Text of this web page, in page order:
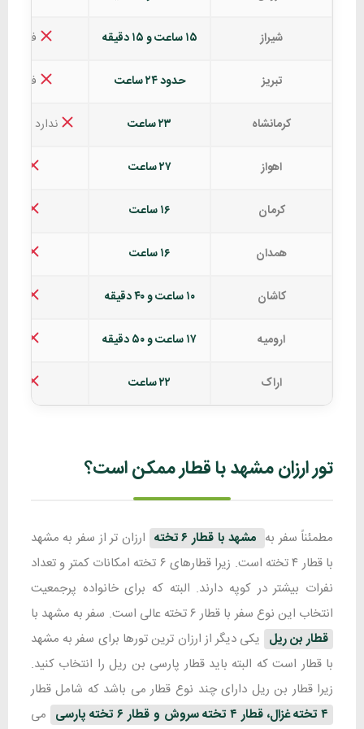
شیراز ۱۵ ساعت و ۱۵ دقیقه فدک
تبریز حدود ۲۴ ساعت فدک
کرمانشاه ۲۳ ساعت ندارد (فقط ۴ ستاره)
اهواز ۲۷ ساعت
کرمان ۱۶ ساعت
همدان ۱۶ ساعت
کاشان ۱۰ ساعت و ۴۰ دقیقه
ارومیه ۱۷ ساعت و ۵۰ دقیقه
اراک ۲۲ ساعت
تور ارزان مشهد با قطار ممکن است؟
مطمئناً سفر به مشهد با قطار ۶ تخته
ارزان تر از سفر به مشهد
با قطار ۴ تخته است. زیرا قطارهای ۶ تخته امکانات کمتر و تعداد
نفرات بیشتر در کوپه دارند. البته که برای خانواده پرجمعیت
انتخاب این نوع سفر با قطار ۶ تخته عالی است. سفر به مشهد با
قطار بن ریل یکی دیگر از ارزان ترین تورها برای سفر به مشهد
با قطار است که البته باید قطار پارسی بن ریل را انتخاب کنید.
زیرا قطار بن ریل دارای چند نوع قطار می باشد که شامل قطار
۴ تخته غزال، قطار ۴ تخته سروش و قطار ۶ تخته پارسی
می